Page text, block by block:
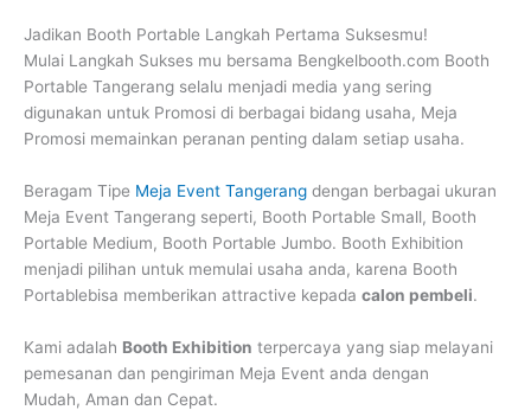
Jadikan Booth Portable Langkah Pertama Suksesmu!
Mulai Langkah Sukses mu bersama Bengkelbooth.com Booth
Portable Tangerang selalu menjadi media yang sering
digunakan untuk Promosi di berbagai bidang usaha, Meja
Promosi memainkan peranan penting dalam setiap usaha.
Beragam Tipe Meja Event Tangerang dengan berbagai ukuran
Meja Event Tangerang seperti, Booth Portable Small, Booth
Portable Medium, Booth Portable Jumbo. Booth Exhibition
menjadi pilihan untuk memulai usaha anda, karena Booth
Portablebisa memberikan attractive kepada calon pembeli.
Kami adalah Booth Exhibition terpercaya yang siap melayani
pemesanan dan pengiriman Meja Event anda dengan
Mudah, Aman dan Cepat.